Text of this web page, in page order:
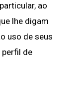
ao
lhe digam
uso de seus
perfil de